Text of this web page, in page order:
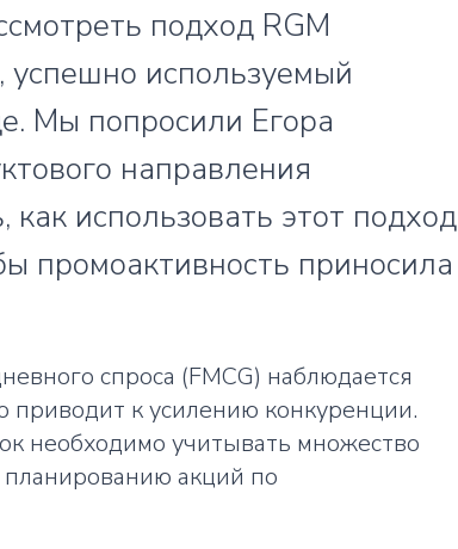
подход RGM
используемый
Мы попросили Егора
направления
как использовать этот подход
промоактивность приносила
спроса (FMCG) наблюдается
приводит к усилению конкуренции.
необходимо учитывать множество
акций по